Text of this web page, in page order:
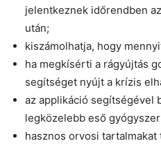
jelentkeznek időrendben
után;
kiszámolhatja, hogy
ha megkísérti a rágyújtás
segítséget nyújt a krízis
az applikáció segítségével
legközelebb eső
hasznos orvosi tartalmakat